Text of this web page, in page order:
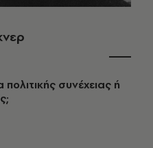
πολιτικής συνέχειας ή